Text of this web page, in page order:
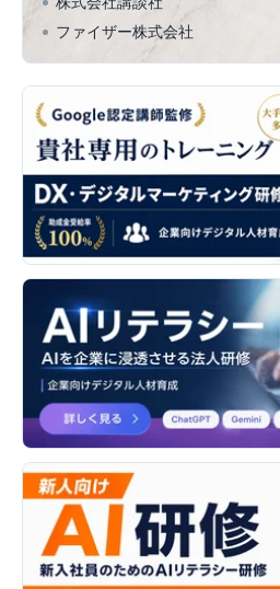
ファイザー株式会社